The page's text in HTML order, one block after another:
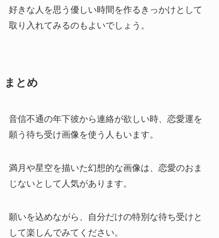
好きな人を思う優しい時間を作るきっかけとして
取り入れてみるのもよいでしょう。
まとめ
音信不通の年下彼から連絡が欲しい時、恋愛運を
願う待ち受け画像を使う人もいます。
満月や星空を描いた幻想的な画像は、恋愛のおま
じないとして人気があります。
願いを込めながら、自分だけの特別な待ち受けと
して楽しんでみてください。